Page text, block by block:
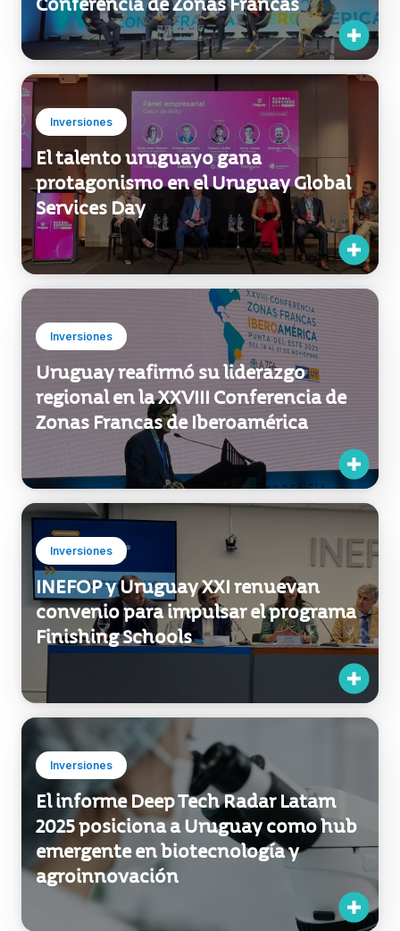
Conferencia de Zonas Francas
El talento uruguayo gana
protagonismo en el Uruguay Global
Services Day
Uruguay reafirmó su liderazgo
regional en la XXVIII Conferencia de
Zonas Francas de Iberoamérica
INEFOP y Uruguay XXI renuevan
convenio para impulsar el programa
Finishing Schools
El informe Deep Tech Radar Latam
2025 posiciona a Uruguay como hub
emergente en biotecnología y
agroinnovación